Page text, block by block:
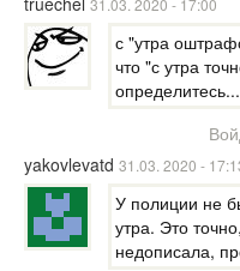
31.03. 2020 - 17:00
с "утра
что "с утра
yakovlevatd 31.03. 2020 -
У полиции не
утра. Это
недописала,